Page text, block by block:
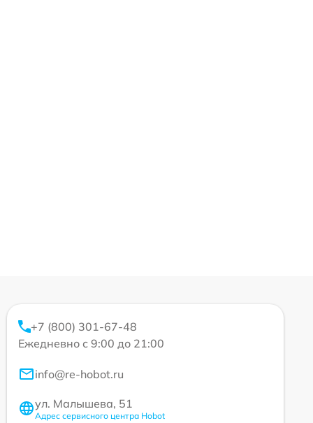
+7 (800) 301-67-48
Ежедневно с 9:00 до 21:00
info@re-hobot.ru
ул. Малышева, 51
Адрес сервисного центра Hobot